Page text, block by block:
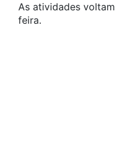
As atividades
feira.